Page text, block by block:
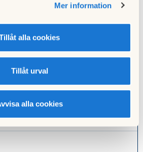
Mer information
alla cookies
Tillåt urval
alla cookies
01